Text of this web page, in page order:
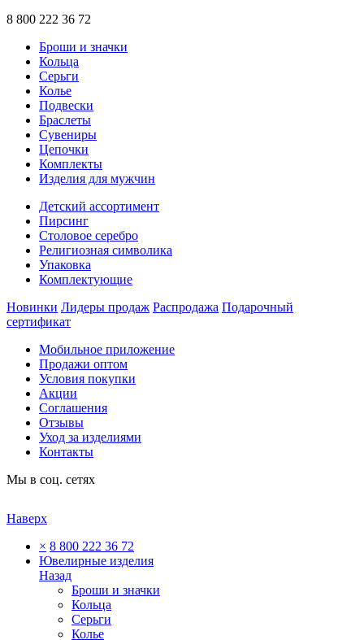
8 800 222 36 72
Броши и значки
Кольца
Серьги
Колье
Подвески
Браслеты
Сувениры
Цепочки
Комплекты
Изделия для мужчин
Детский ассортимент
Пирсинг
Столовое серебро
Религиозная символика
Упаковка
Комплектующие
Новинки Лидеры продаж Распродажа Подарочный
сертификат
Мобильное приложение
Продажи оптом
Условия покупки
Акции
Соглашения
Отзывы
Уход за изделиями
Контакты
Мы в соц. сетях
Наверх
× 8 800 222 36 72
Ювелирные изделия
Назад
Броши и значки
Кольца
Серьги
Колье